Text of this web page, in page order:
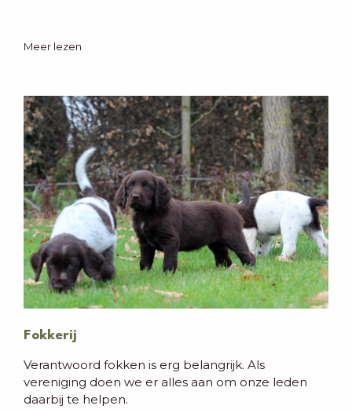
Meer lezen
Fokkerij
Verantwoord fokken is erg belangrijk. Als
vereniging doen we er alles aan om onze leden
daarbij te helpen.